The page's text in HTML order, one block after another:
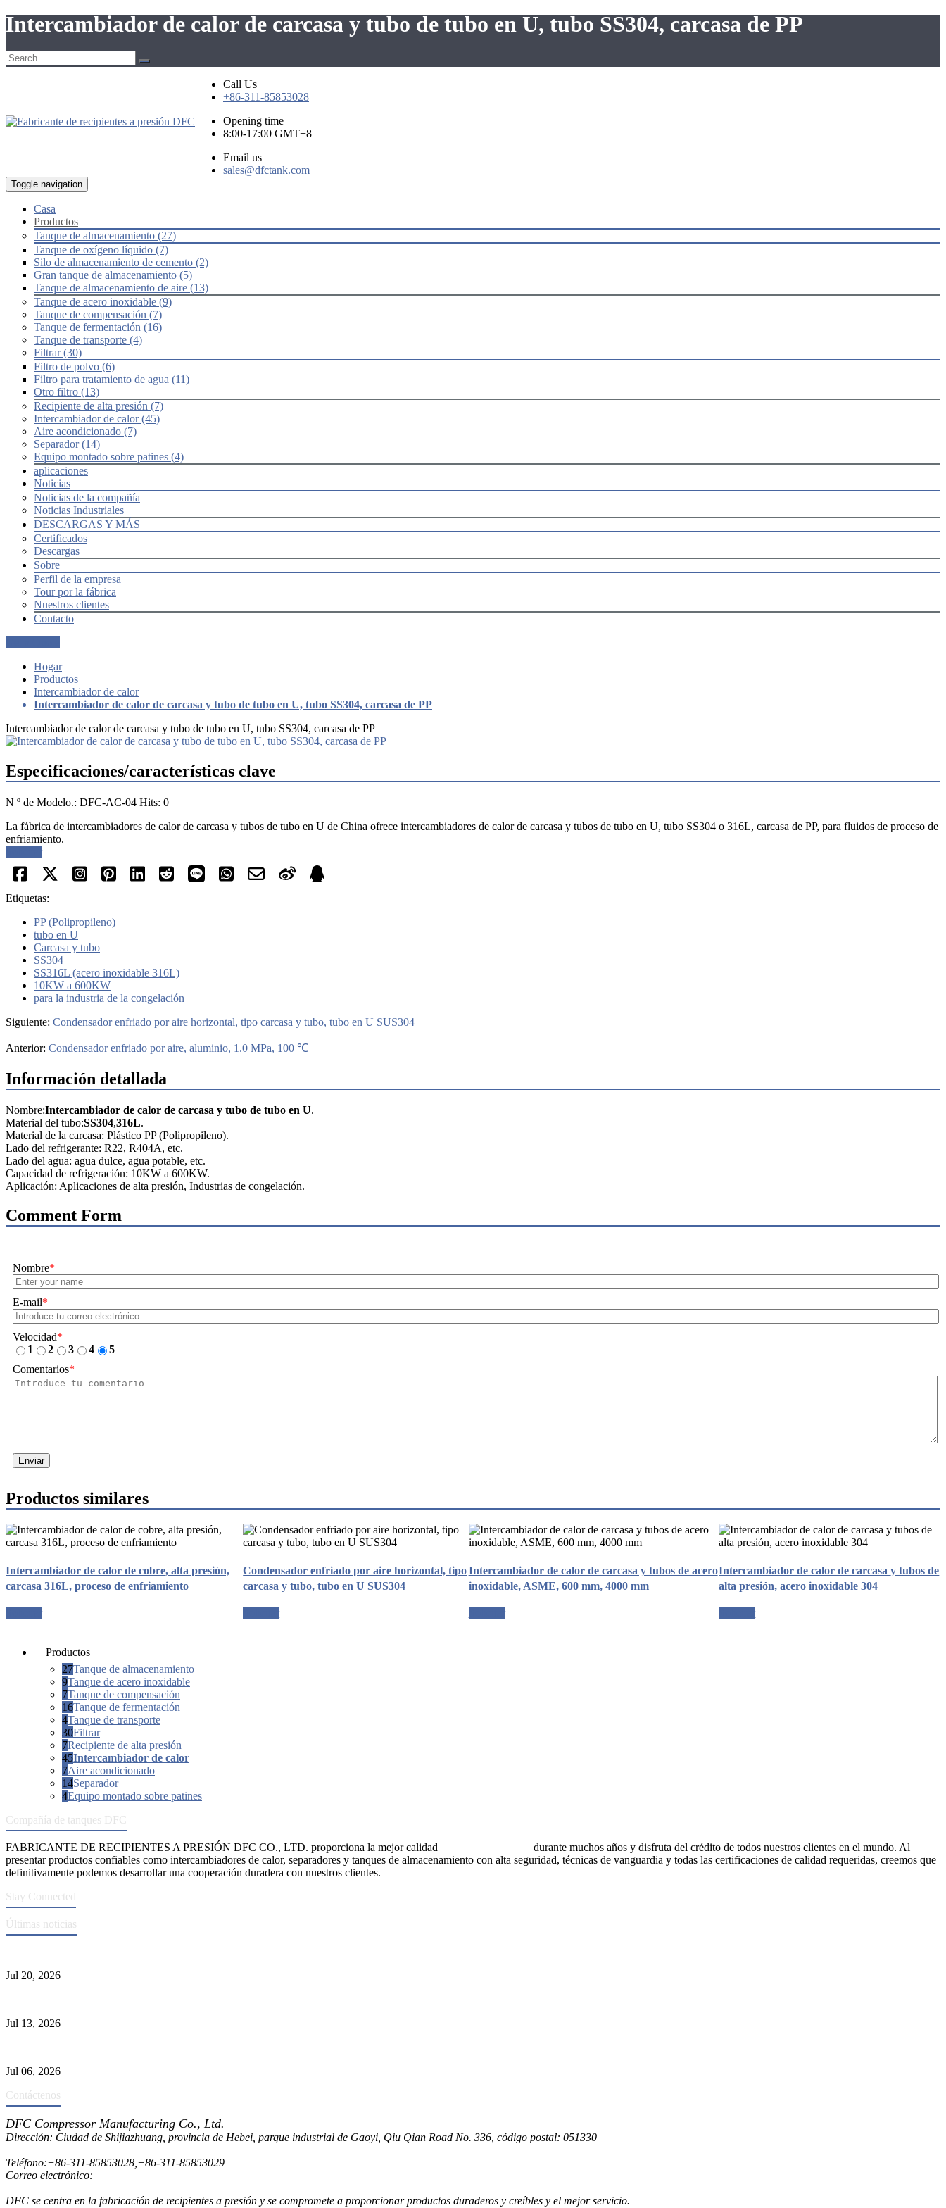
Intercambiador de calor de carcasa y tubo de tubo en U, tubo SS304, carcasa de PP
Call Us
+86-311-85853028
Opening time
8:00-17:00 GMT+8
Email us
sales@dfctank.com
Toggle navigation
Casa
Productos
Tanque de almacenamiento (27)
Tanque de oxígeno líquido (7)
Silo de almacenamiento de cemento (2)
Gran tanque de almacenamiento (5)
Tanque de almacenamiento de aire (13)
Tanque de acero inoxidable (9)
Tanque de compensación (7)
Tanque de fermentación (16)
Tanque de transporte (4)
Filtrar (30)
Filtro de polvo (6)
Filtro para tratamiento de agua (11)
Otro filtro (13)
Recipiente de alta presión (7)
Intercambiador de calor (45)
Aire acondicionado (7)
Separador (14)
Equipo montado sobre patines (4)
aplicaciones
Noticias
Noticias de la compañía
Noticias Industriales
DESCARGAS Y MÁS
Certificados
Descargas
Sobre
Perfil de la empresa
Tour por la fábrica
Nuestros clientes
Contacto
Hogar
Productos
Intercambiador de calor
Intercambiador de calor de carcasa y tubo de tubo en U, tubo SS304, carcasa de PP
Intercambiador de calor de carcasa y tubo de tubo en U, tubo SS304, carcasa de PP
Especificaciones/características clave
N º de Modelo.: DFC-AC-04 Hits: 0
La fábrica de intercambiadores de calor de carcasa y tubos de tubo en U de China ofrece intercambiadores de calor de carcasa y tubos de tubo en U, tubo SS304 o 316L, carcasa de PP, para fluidos de proceso de
enfriamiento.
Etiquetas:
PP (Polipropileno)
tubo en U
Carcasa y tubo
SS304
SS316L (acero inoxidable 316L)
10KW a 600KW
para la industria de la congelación
Siguiente: Condensador enfriado por aire horizontal, tipo carcasa y tubo, tubo en U SUS304
Anterior: Condensador enfriado por aire, aluminio, 1.0 MPa, 100 ℃
Información detallada
Nombre:Intercambiador de calor de carcasa y tubo de tubo en U.
Material del tubo:SS304,316L.
Material de la carcasa: Plástico PP (Polipropileno).
Lado del refrigerante: R22, R404A, etc.
Lado del agua: agua dulce, agua potable, etc.
Capacidad de refrigeración: 10KW a 600KW.
Aplicación: Aplicaciones de alta presión, Industrias de congelación.
Comment Form
Nombre*
E-mail*
Velocidad*
1
2 3 4
5
Comentarios*
Enviar
Productos similares
Intercambiador de calor de cobre, alta presión,
carcasa 316L, proceso de enfriamiento
Condensador enfriado por aire horizontal, tipo
carcasa y tubo, tubo en U SUS304
Solicitar
Intercambiador de calor de carcasa y tubos de acero
inoxidable, ASME, 600 mm, 4000 mm
Intercambiador de calor de carcasa y tubos de
alta presión, acero inoxidable 304
Solicitar
Productos
27Tanque de almacenamiento
9Tanque de acero inoxidable
7Tanque de compensación
16Tanque de fermentación
4Tanque de transporte
30Filtrar
7Recipiente de alta presión
45Intercambiador de calor
7Aire acondicionado
14Separador
4Equipo montado sobre patines
Compañía de tanques DFC
FABRICANTE DE RECIPIENTES A PRESIÓN DFC CO., LTD. proporciona la mejor calidad
durante muchos años y disfruta del crédito de todos nuestros clientes en el mundo. Al
presentar productos confiables como intercambiadores de calor, separadores y tanques de almacenamiento con alta seguridad, técnicas de vanguardia y todas las certificaciones de calidad requeridas, creemos que
definitivamente podemos desarrollar una cooperación duradera con nuestros clientes.
Stay Connected
Últimas noticias
Jul 20, 2026
Jul 13, 2026
Jul 06, 2026
Contáctenos
DFC Compressor Manufacturing Co., Ltd.
Dirección: Ciudad de Shijiazhuang, provincia de Hebei, parque industrial de Gaoyi, Qiu Qian Road No. 336, código postal: 051330
Teléfono:+86-311-85853028 +86-311-85853029
Correo electrónico:
DFC se centra en la fabricación de recipientes a presión y se compromete a proporcionar productos duraderos y creíbles y el mejor servicio.